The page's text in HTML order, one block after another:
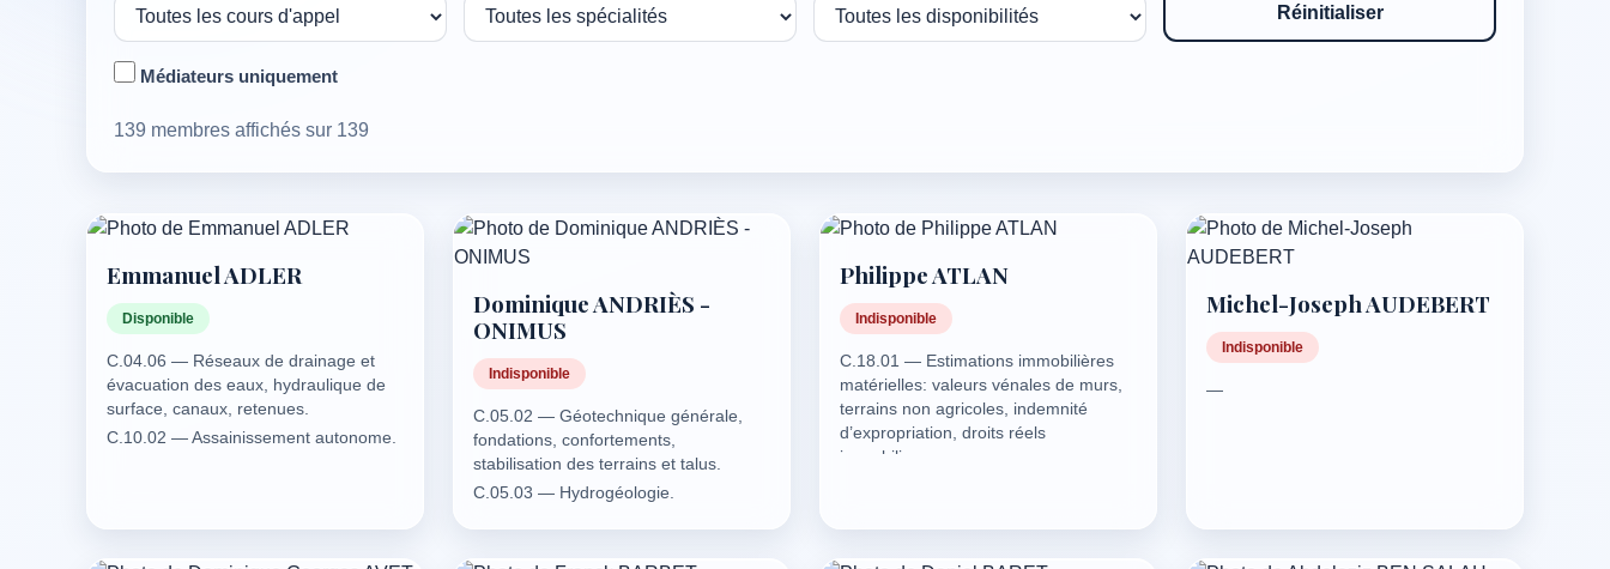
Réinitialiser
Médiateurs uniquement
139 membres affichés sur 139
Emmanuel ADLER
Disponible
C.04.06 — Réseaux de drainage et
évacuation des eaux, hydraulique de
surface, canaux, retenues.
C.10.02 — Assainissement autonome.
Dominique ANDRIÈS -
ONIMUS
Indisponible
C.05.02 — Géotechnique générale,
fondations, confortements,
stabilisation des terrains et talus.
C.05.03 — Hydrogéologie.
Philippe ATLAN
Indisponible
C.18.01 — Estimations immobilières
matérielles: valeurs vénales de murs,
terrains non agricoles, indemnité
d’expropriation, droits réels
immobiliers.
indemnités d’éviction ou
Michel-Joseph AUDEBERT
Indisponible
—